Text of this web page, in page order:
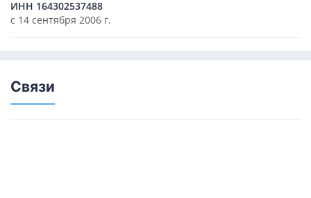
ИНН 164302537488
с 14 сентября 2006 г.
Связи